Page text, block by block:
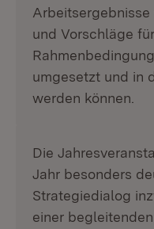
und Vorschläge
umgesetzt und in
werden können.
Die
Jahr besonders
Strategiedialog
einer